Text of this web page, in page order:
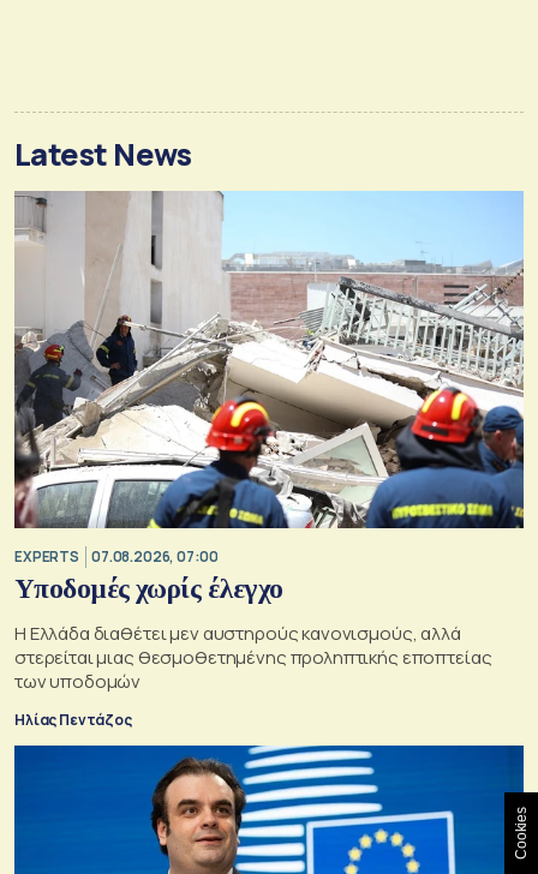
Latest News
EXPERTS 07.08.2026, 07:00
Υποδομές χωρίς έλεγχο
Η Ελλάδα διαθέτει μεν αυστηρούς κανονισμούς, αλλά
στερείται μιας θεσμοθετημένης προληπτικής εποπτείας
των υποδομών
Ηλίας Πεντάζος
Cookies